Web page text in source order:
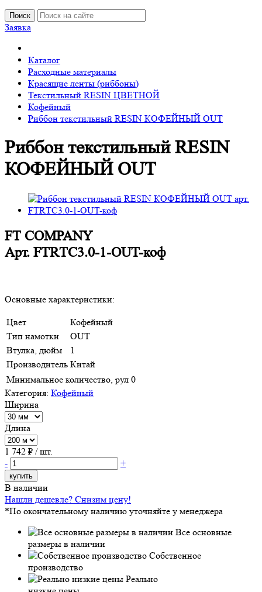
Поиск
Заявка
Каталог
Расходные материалы
Красящие ленты (риббоны)
Текстильный RESIN ЦВЕТНОЙ
Кофейный
Риббон текстильный RESIN КОФЕЙНЫЙ OUT
Риббон текстильный RESIN
КОФЕЙНЫЙ OUT
FT COMPANY
Арт. FTRТС3.0-1-OUT-коф
Основные характеристики:
Цвет
Кофейный
Тип намотки
OUT
Втулка, дюйм
1
Производитель Китай
Минимальное количество, рул 0
Категория: Кофейный
Ширина
Длина
1 742 ₽ / шт.
-
+
купить
В наличии
Нашли дешевле? Снизим цену!
*По окончательному наличию уточняйте у менеджера
Все основные
размеры в наличии
Собственное
производство
Реально